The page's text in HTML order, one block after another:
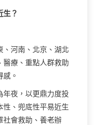
生？
、河南、北京、湖北
醫療、重點人群救助
。
年夜，以更鼎力度投
性、兜底性平易近生
社會救助、養老辦